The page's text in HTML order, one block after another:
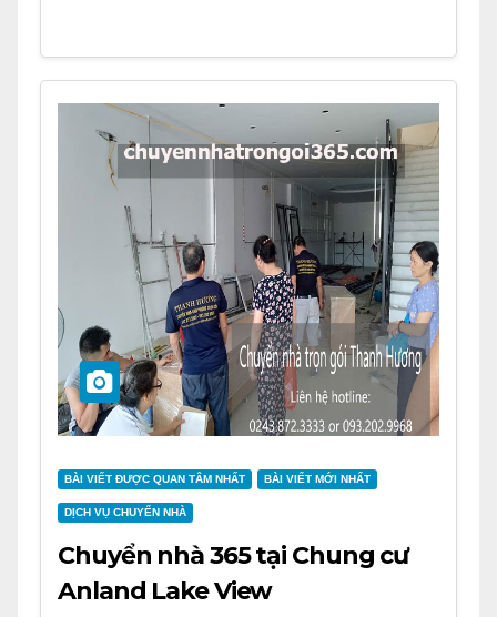
BÀI VIẾT ĐƯỢC QUAN TÂM NHẤT BÀI VIẾT MỚI NHẤT
DỊCH VỤ CHUYỂN NHÀ
Chuyển nhà 365 tại Chung cư
Anland Lake View